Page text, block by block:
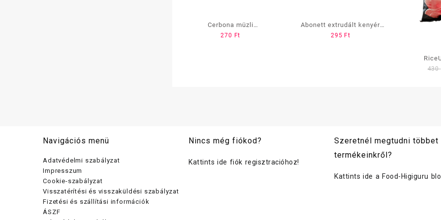
Cerbona müzli
gluténmentes 35g Csokis-
270 Ft
Abonett extrudált kenyér
Rozsos
295 Ft
430
Navigációs menü
Adatvédelmi szabályzat
Impresszum
Cookie-szabályzat
Visszatérítési és visszaküldési szabályzat
Fizetési és szállítási információk
ÁSZF
Nincs még fiókod?
Kattints ide fiók regisztracióhoz!
Szeretnél megtudni többet
termékeinkről?
Kattints ide a Food-Higiguru